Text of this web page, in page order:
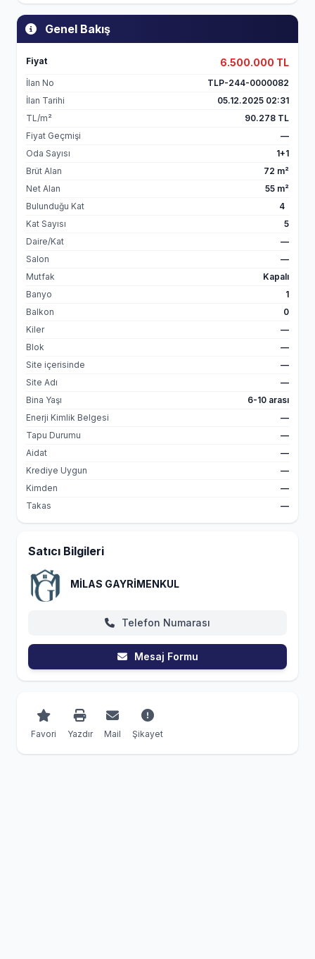
Genel Bakış
Fiyat 6.500.000 TL
İlan No
TLP-244-0000082
İlan Tarihi
05.12.2025 02:31
TL/m²
90.278 TL
Fiyat Geçmişi
—
Oda Sayısı
1+1
Brüt Alan
72 m²
Net Alan
55 m²
Bulunduğu Kat
4
Kat Sayısı
5
Daire/Kat
—
Salon
—
Mutfak
Kapalı
Banyo
1
Balkon
0
Kiler
—
Blok
—
Site içerisinde
—
Site Adı
—
Bina Yaşı
6-10 arası
Enerji Kimlik Belgesi
—
Tapu Durumu
—
Aidat
—
Krediye Uygun
—
Kimden
—
Takas
—
Satıcı Bilgileri
MİLAS GAYRİMENKUL
Telefon Numarası
Mesaj Formu
Favori Yazdır Mail Şikayet